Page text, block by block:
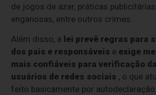
de jogos de azar, práticas
enganosas, entre outros crimes.
Além disso, a lei prevê regras para
dos pais e responsáveis e exige
mais confiáveis para verificação
usuários de redes sociais , o que
feito basicamente por autodeclaração.